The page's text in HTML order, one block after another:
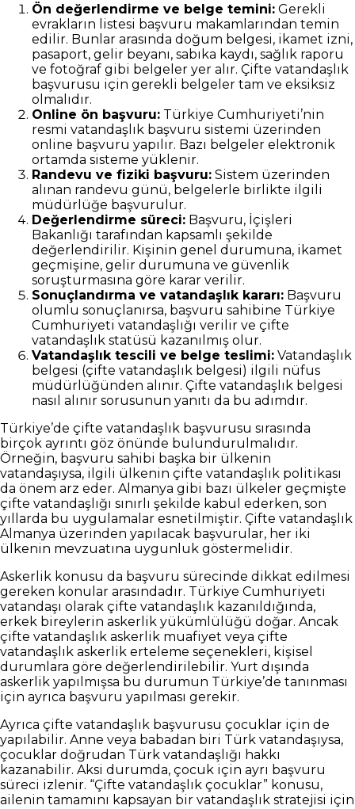
Ön değerlendirme ve belge temini: Gerekli
evrakların listesi başvuru makamlarından temin
edilir. Bunlar arasında doğum belgesi, ikamet izni,
pasaport, gelir beyanı, sabıka kaydı, sağlık raporu
ve fotoğraf gibi belgeler yer alır. Çifte vatandaşlık
başvurusu için gerekli belgeler tam ve eksiksiz
olmalıdır.
Online ön başvuru: Türkiye Cumhuriyeti’nin
resmi vatandaşlık başvuru sistemi üzerinden
online başvuru yapılır. Bazı belgeler elektronik
ortamda sisteme yüklenir.
Randevu ve fiziki başvuru: Sistem üzerinden
alınan randevu günü, belgelerle birlikte ilgili
müdürlüğe başvurulur.
Değerlendirme süreci: Başvuru, İçişleri
Bakanlığı tarafından kapsamlı şekilde
değerlendirilir. Kişinin genel durumuna, ikamet
geçmişine, gelir durumuna ve güvenlik
soruşturmasına göre karar verilir.
Sonuçlandırma ve vatandaşlık kararı: Başvuru
olumlu sonuçlanırsa, başvuru sahibine Türkiye
Cumhuriyeti vatandaşlığı verilir ve çifte
vatandaşlık statüsü kazanılmış olur.
Vatandaşlık tescili ve belge teslimi: Vatandaşlık
belgesi (çifte vatandaşlık belgesi) ilgili nüfus
müdürlüğünden alınır. Çifte vatandaşlık belgesi
nasıl alınır sorusunun yanıtı da bu adımdır.
Türkiye’de çifte vatandaşlık başvurusu sırasında
birçok ayrıntı göz önünde bulundurulmalıdır.
Örneğin, başvuru sahibi başka bir ülkenin
vatandaşıysa, ilgili ülkenin çifte vatandaşlık politikası
da önem arz eder. Almanya gibi bazı ülkeler geçmişte
çifte vatandaşlığı sınırlı şekilde kabul ederken, son
yıllarda bu uygulamalar esnetilmiştir. Çifte vatandaşlık
Almanya üzerinden yapılacak başvurular, her iki
ülkenin mevzuatına uygunluk göstermelidir.
Askerlik konusu da başvuru sürecinde dikkat edilmesi
gereken konular arasındadır. Türkiye Cumhuriyeti
vatandaşı olarak çifte vatandaşlık kazanıldığında,
erkek bireylerin askerlik yükümlülüğü doğar. Ancak
çifte vatandaşlık askerlik muafiyet veya çifte
vatandaşlık askerlik erteleme seçenekleri, kişisel
durumlara göre değerlendirilebilir. Yurt dışında
askerlik yapılmışsa bu durumun Türkiye’de tanınması
için ayrıca başvuru yapılması gerekir.
Ayrıca çifte vatandaşlık başvurusu çocuklar için de
yapılabilir. Anne veya babadan biri Türk vatandaşıysa,
çocuklar doğrudan Türk vatandaşlığı hakkı
kazanabilir. Aksi durumda, çocuk için ayrı başvuru
süreci izlenir. “Çifte vatandaşlık çocuklar” konusu,
ailenin tamamını kapsayan bir vatandaşlık stratejisi için